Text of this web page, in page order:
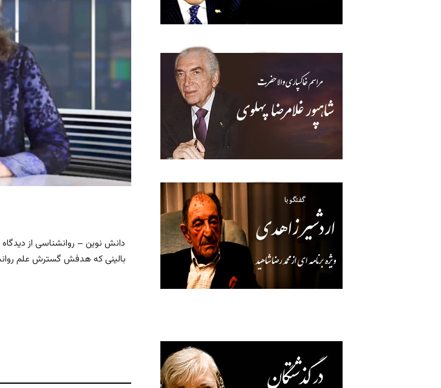
دانش نوین – روانشناسی از دیدگاه
بالینی که هدفش گسترش علم